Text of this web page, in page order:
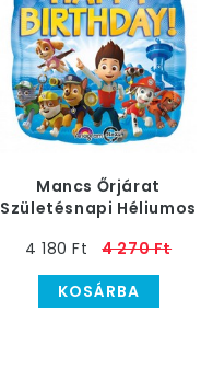
Mancs Őrjárat
Születésnapi Héliumos
4 180 Ft
4 270 Ft
KOSÁRBA